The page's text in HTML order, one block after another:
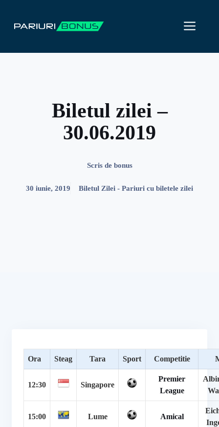
conținut
Biletul zilei –
30.06.2019
Scris de bonus
30 iunie, 2019 Biletul Zilei - Pariuri cu biletele zilei
Ora Steag Tara Sport Competitie
12:30 Singapore
Premier
League
15:00 Lume Amical